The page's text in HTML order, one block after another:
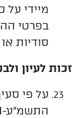
מיידי
בפרטי
סודיות
זכות לעיון